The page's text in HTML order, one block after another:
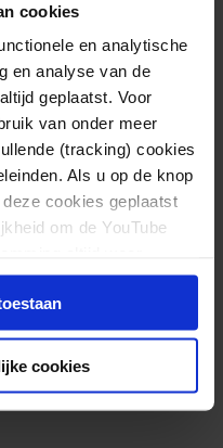
cookies
en analytische
en analyse van de
geplaatst. Voor
van onder meer
(tracking) cookies
Als u op de knop
cookies geplaatst
om de YouTube
cookies
met patiënten
in in gesprek over
stroef of juist goed
Hij heeft
slecht. Peter is voor
omdat u
op deze site.
bekijken.